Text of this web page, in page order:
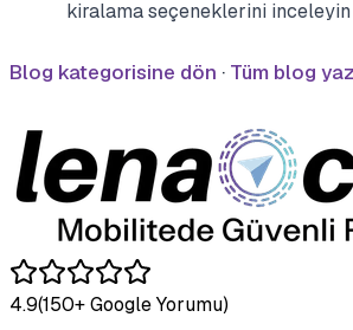
kiralama seçeneklerini inceleyin
Blog kategorisine dön · Tüm blog
4.9(150+ Google Yorumu)